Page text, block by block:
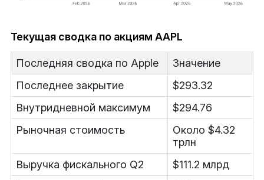
Текущая сводка по акциям AAPL
Последняя сводка по Apple
Значение
Последнее закрытие
$293.32
Внутридневной максимум
$294.76
Рыночная стоимость
Около $4.32
трлн
Выручка фискального Q2
$111.2 млрд